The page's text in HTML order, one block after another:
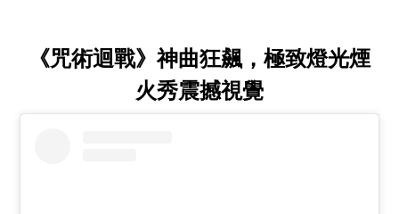
《咒術迴戰》神曲狂飆，極致燈光煙
火秀震撼視覺